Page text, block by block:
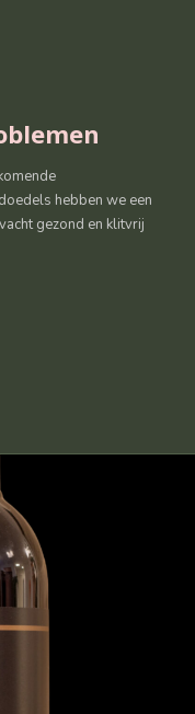
hebben we een
gezond en klitvrij